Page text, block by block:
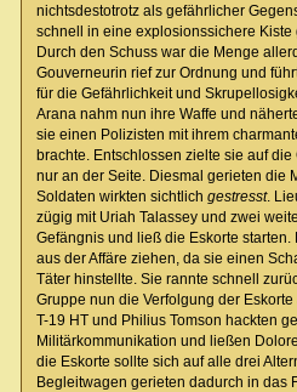
nichtsdestotrotz als gefährlicher
schnell in eine explosionssichere Kiste
Durch den Schuss war die Menge
Gouverneurin rief zur Ordnung und
für die Gefährlichkeit und
Arana nahm nun ihre Waffe und
sie einen Polizisten mit ihrem
brachte. Entschlossen zielte sie auf
nur an der Seite. Diesmal gerieten die
Soldaten wirkten sichtlich gestresst.
zügig mit Uriah Talassey und zwei
Gefängnis und ließ die Eskorte starten.
aus der Affäre ziehen, da sie einen
Täter hinstellte. Sie rannte schnell
Gruppe nun die Verfolgung der Eskorte
T-19 HT und Philius Tomson hackten
Militärkommunikation und ließen
die Eskorte sollte sich auf alle drei
Begleitwagen gerieten dadurch in das